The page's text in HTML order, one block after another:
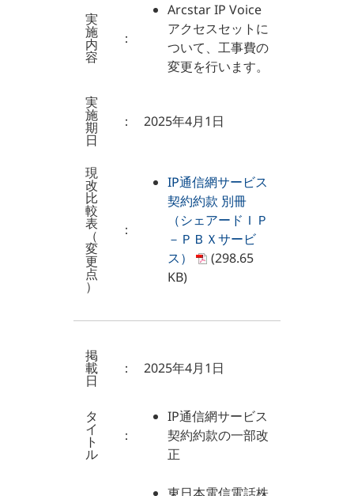
実
施
内
容
：
Arcstar IP Voice
アクセスセットに
ついて、工事費の
変更を行います。
実
施
期
日
： 2025年4月1日
現
改
比
較
表
（
変
更
点
）
：
IP通信網サービス
契約約款 別冊
（シェアードＩＰ
－ＰＢＸサービ
ス）
(298.65
KB)
掲
載
日
： 2025年4月1日
タ
イ
ト
ル
：
IP通信網サービス
契約約款の一部改
正